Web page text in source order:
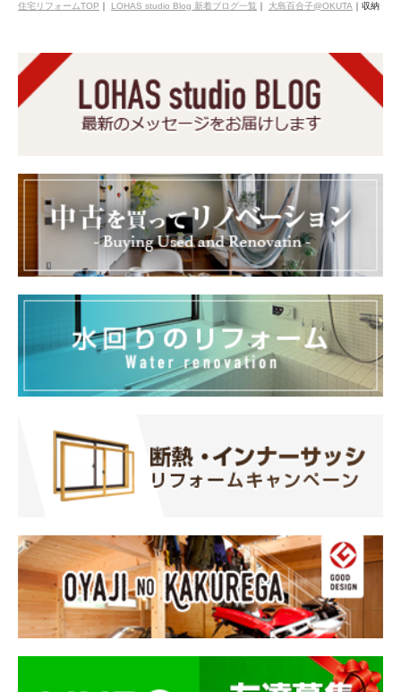
住宅リフォームTOP ｜ LOHAS studio Blog 新着ブログ一覧 ｜ 大島百合子@OKUTA ｜ 収納